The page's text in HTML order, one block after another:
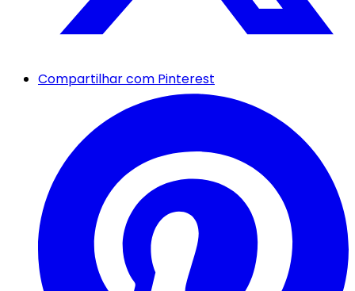
Compartilhar com Pinterest